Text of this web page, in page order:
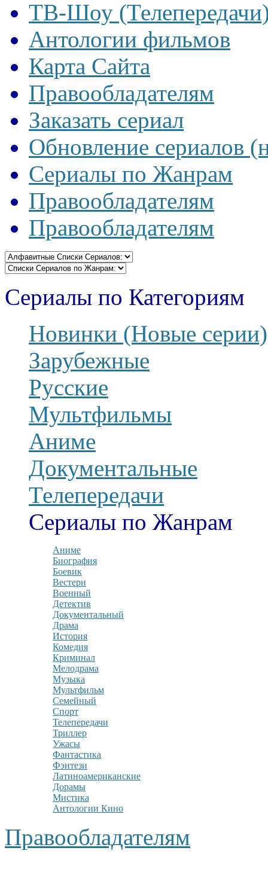
ТВ-Шоу
Антологии фильмов
Карта Сайта
Правообладателям
Заказать сериал
Обновление сериалов
Сериалы по Жанрам
Правообладателям
Правообладателям
Сериалы по Категориям
Новинки (Новые серии)
Зарубежные
Русские
Мультфильмы
Аниме
Документальные
Телепередачи
Сериалы по Жанрам
Аниме
Биография
Боевик
Вестерн
Военный
Детектив
Документальный
Драма
История
Комедия
Криминал
Мелодрама
Музыка
Мультфильм
Семейный
Спорт
Телепередачи
Триллер
Ужасы
Фантастика
Фэнтези
Латиноамериканские
Дорамы
Мистика
Антологии Кино
Правообладателям